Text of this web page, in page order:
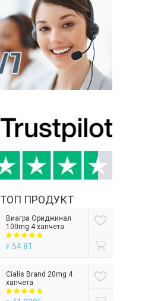
ТОП ПРОДУКТ
Виагра Ориджинал
100mg 4 хапчета
₣ 54.81
Cialis Brand 20mg 4
хапчета